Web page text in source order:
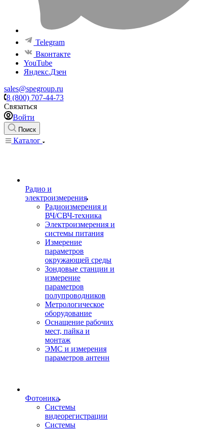
Telegram
Вконтакте
YouTube
Яндекс.Дзен
sales@spegroup.ru
8 (800) 707-44-73
Связаться
Войти
Поиск
Каталог
Радио и
электроизмерения
Радиоизмерения и
ВЧ/СВЧ-техника
Электроизмерения и
системы питания
Измерение
параметров
окружающей среды
Зондовые станции и
измерение
параметров
полупроводников
Метрологическое
оборудование
Оснащение рабочих
мест, пайка и
монтаж
ЭМС и измерения
параметров антенн
Фотоника
Cистемы
видеорегистрации
Системы